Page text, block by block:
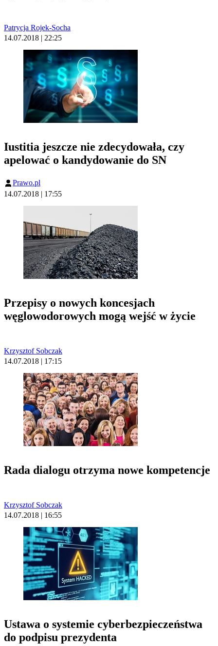
Patrycja Rojek-Socha
14.07.2018 | 22:25
Iustitia jeszcze nie zdecydowała, czy
apelować o kandydowanie do SN
Prawo.pl
14.07.2018 | 17:55
Przepisy o nowych koncesjach
węglowodorowych mogą wejść w życie
Krzysztof Sobczak
14.07.2018 | 17:15
Rada dialogu otrzyma nowe kompetencje
Krzysztof Sobczak
14.07.2018 | 16:55
Ustawa o systemie cyberbezpieczeństwa
do podpisu prezydenta